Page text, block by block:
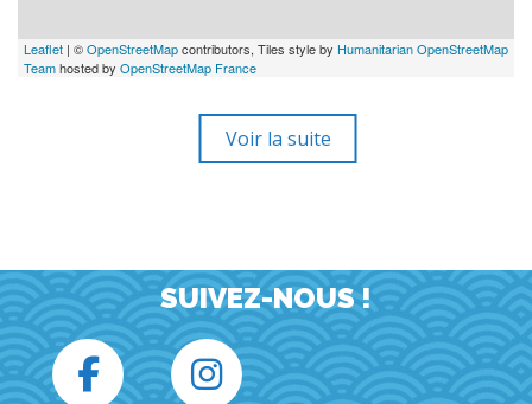
Leaflet | ©OpenStreetMapcontributors, Tiles style by Humanitarian OpenStreetMap
Teamhosted by OpenStreetMap France
Voir la suite
SUIVEZ-NOUS !